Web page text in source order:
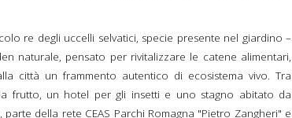
re degli uccelli selvatici, specie presente nel giardino –
naturale, pensato per rivitalizzare le catene alimentari,
città un frammento autentico di ecosistema vivo. Tra
frutto, un hotel per gli insetti e uno stagno abitato da
della rete CEAS Parchi Romagna "Pietro Zangheri" e